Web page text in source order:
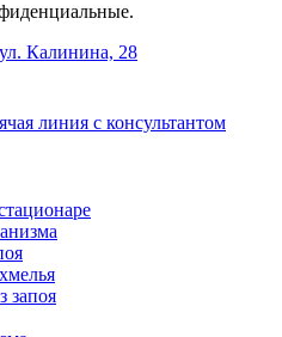
Калинина, 28
линия с консультантом
запоя